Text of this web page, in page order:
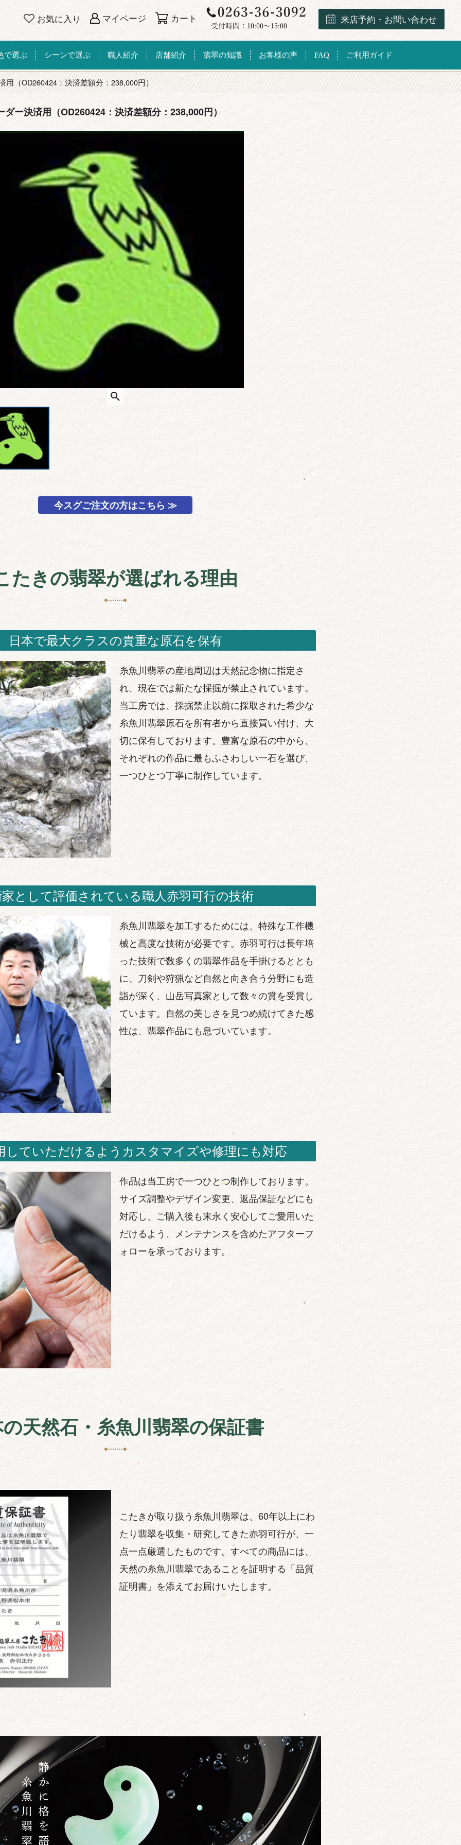
お気に入り マイページ カート 来店予約・お問い合わせ
で選ぶ シーンで選ぶ 職人紹介 店舗紹介 翡翠の知識 お客様の声 FAQ ご利用ガイド
用（OD260424：決済差額分：238,000円）
ダー決済用（OD260424：決済差額分：238,000円）
今スグご注文の方はこちら ≫
たきの翡翠が選ばれる理由
日本で最大クラスの貴重な原石を保有
糸魚川翡翠の産地周辺は天然記念物に指定さ
れ、現在では新たな採掘が禁止されています。
当工房では、採掘禁止以前に採取された希少な
糸魚川翡翠原石を所有者から直接買い付け、大
切に保有しております。豊富な原石の中から、
それぞれの作品に最もふさわしい一石を選び、
一つひとつ丁寧に制作しています。
として評価されている職人赤羽可行の技術
糸魚川翡翠を加工するためには、特殊な工作機
械と高度な技術が必要です。赤羽可行は長年培
った技術で数多くの翡翠作品を手掛けるととも
に、刀剣や狩猟など自然と向き合う分野にも造
詣が深く、山岳写真家として数々の賞を受賞し
ています。自然の美しさを見つめ続けてきた感
性は、翡翠作品にも息づいています。
していただけるようカスタマイズや修理にも対応
作品は当工房で一つひとつ制作しております。
サイズ調整やデザイン変更、返品保証などにも
対応し、ご購入後も末永く安心してご愛用いた
だけるよう、メンテナンスを含めたアフターフ
ォローを承っております。
天然石・糸魚川翡翠の保証書
こたきが取り扱う糸魚川翡翠は、60年以上にわ
たり翡翠を収集・研究してきた赤羽可行が、一
点一点厳選したものです。すべての商品には、
天然の糸魚川翡翠であることを証明する「品質
証明書」を添えてお届けいたします。